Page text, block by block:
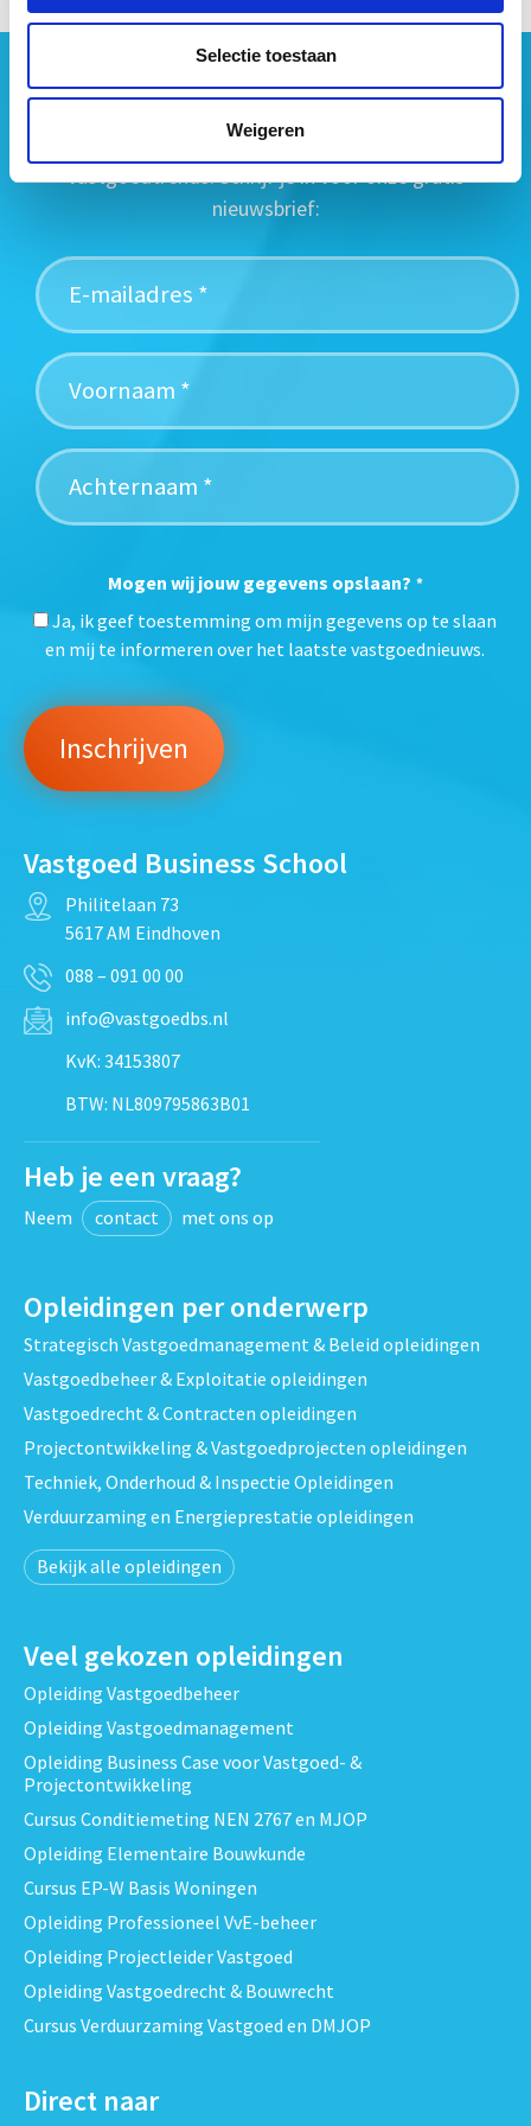
Selectie toestaan
Weigeren
media voor je samen en signaleren de belangrijkste
vastgoedtrends. Schrijf je in voor onze gratis
nieuwsbrief:
Mogen wij jouw gegevens opslaan? *
Ja, ik geef toestemming om mijn gegevens op te slaan
en mij te informeren over het laatste vastgoednieuws.
Vastgoed Business School
Philitelaan 73
5617 AM Eindhoven
088 – 091 00 00
info@vastgoedbs.nl
KvK: 34153807
BTW: NL809795863B01
Heb je een vraag?
Neem contact met ons op
Opleidingen per onderwerp
Strategisch Vastgoedmanagement & Beleid opleidingen
Vastgoedbeheer & Exploitatie opleidingen
Vastgoedrecht & Contracten opleidingen
Projectontwikkeling & Vastgoedprojecten opleidingen
Techniek, Onderhoud & Inspectie Opleidingen
Verduurzaming en Energieprestatie opleidingen
Bekijk alle opleidingen
Veel gekozen opleidingen
Opleiding Vastgoedbeheer
Opleiding Vastgoedmanagement
Opleiding Business Case voor Vastgoed- &
Projectontwikkeling
Cursus Conditiemeting NEN 2767 en MJOP
Opleiding Elementaire Bouwkunde
Cursus EP-W Basis Woningen
Opleiding Professioneel VvE-beheer
Opleiding Projectleider Vastgoed
Opleiding Vastgoedrecht & Bouwrecht
Cursus Verduurzaming Vastgoed en DMJOP
Direct naar